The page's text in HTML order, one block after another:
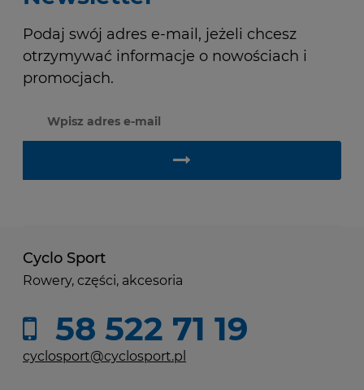
Podaj swój adres e-mail, jeżeli chcesz
otrzymywać informacje o nowościach i
promocjach.
Cyclo Sport
Rowery, części, akcesoria
58 522 71 19
cyclosport@cyclosport.pl